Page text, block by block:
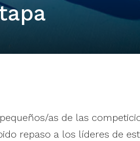
as de las
repaso a los líderes de